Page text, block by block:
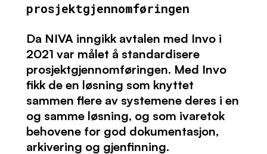
prosjektgjennomføringen
Da NIVA inngikk avtalen med Invo i
2021 var målet å standardisere
prosjektgjennomføringen. Med Invo
fikk de en løsning som knyttet
sammen flere av systemene deres i en
og samme løsning, og som ivaretok
behovene for god dokumentasjon,
arkivering og gjenfinning.